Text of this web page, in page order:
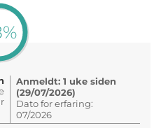
Anmeldt: 1 uke siden
(29/07/2026)
Dato for erfaring:
07/2026